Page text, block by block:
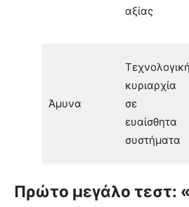
αξίας
Άμυνα
Τεχνολογική
κυριαρχία
σε
ευαίσθητα
συστήματα
Πρώτο μεγάλο τεστ: